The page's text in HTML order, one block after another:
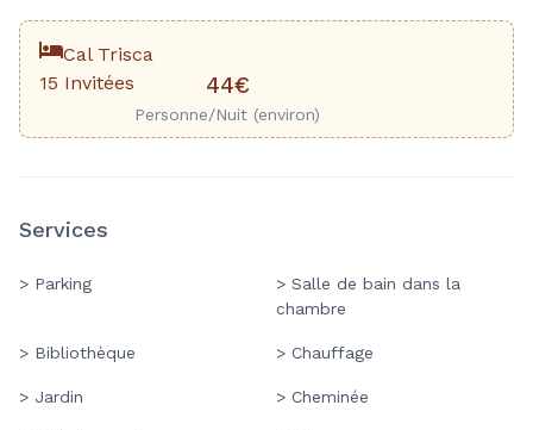
Cal Trisca
15 Invitées
44€
Personne/Nuit (environ)
Services
> Parking
> Salle de bain dans la
chambre
> Bibliothèque > Chauffage
> Jardin > Cheminée